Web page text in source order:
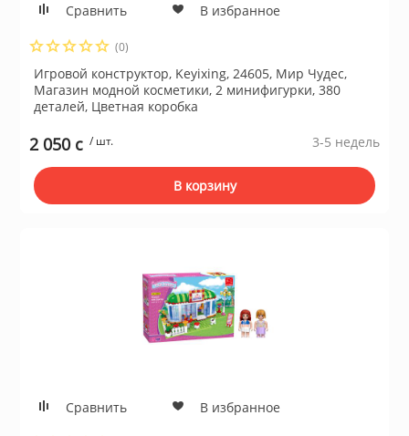
Сравнить В избранное
(0)
Игровой конструктор, Keyixing, 24605, Мир Чудес,
Магазин модной косметики, 2 минифигурки, 380
деталей, Цветная коробка
2 050 c / шт. 3-5 недель
В корзину
Сравнить В избранное